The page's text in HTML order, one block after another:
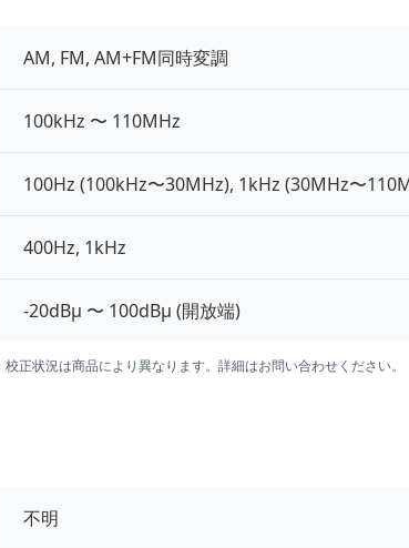
AM, FM, AM+FM同時変調
100kHz 〜 110MHz
100Hz (100kHz〜30MHz), 1kHz (30MHz〜
400Hz, 1kHz
-20dBμ 〜 100dBμ (開放端)
正状況は商品により異なります。詳細はお問い合わせください。
不明